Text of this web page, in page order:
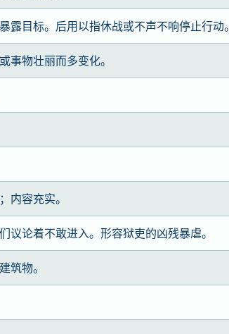
目标。后用以指休战或不声不响停止行动。
事物壮丽而多变化。
内容充实。
论着不敢进入。形容狱吏的凶残暴虐。
筑物。